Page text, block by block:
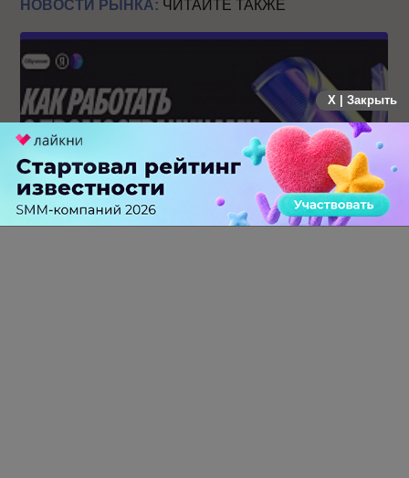
НОВОСТИ РЫНКА: ЧИТАЙТЕ ТАКЖЕ
X | Закрыть